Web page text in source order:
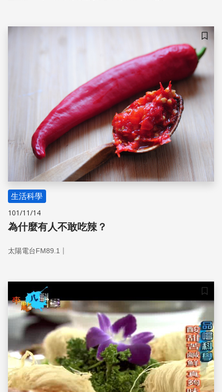
儲存
生活科學
101/11/14
為什麼有人不敢吃辣？
太陽電台FM89.1 ｜
儲存